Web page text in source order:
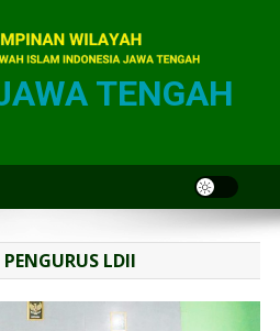
TENGAH
LDII